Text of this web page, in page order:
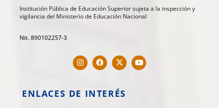
Institución Pública de Educación Superior sujeta a la inspección y
vigilancia del Ministerio de Educación Nacional
Nit. 890102257-3
ENLACES DE INTERÉS